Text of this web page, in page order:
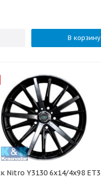
В корзину
Nitro Y3130 6x14/4x98